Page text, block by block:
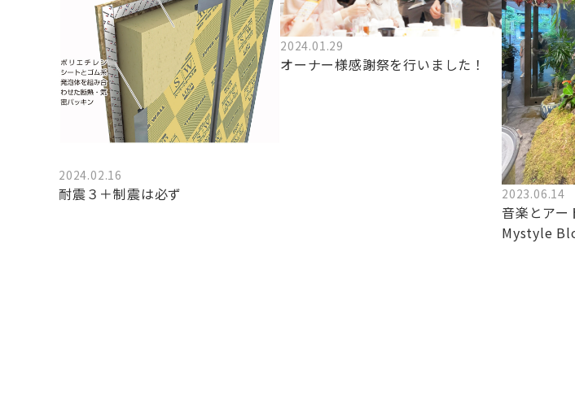
2024.02.16
耐震３＋制震は必ず
2024.01.29
オーナー様感謝祭を行いました！
2023.06.14
音楽とアー
Mystyle